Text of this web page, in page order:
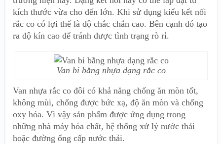
kích thước vừa cho đến lớn. Khi sử dụng kiểu kết nối
rắc co có lợi thế là độ chắc chắn cao. Bên cạnh đó tạo
ra độ kín cao để tránh được tình trạng rò rỉ.
Van bi bằng nhựa dạng rắc co
Van nhựa rắc co đôi có khả năng chống ăn mòn tốt,
không mùi, chống được bức xạ, độ ăn mòn và chống
oxy hóa. Vì vậy sản phẩm được ứng dụng trong
những nhà máy hóa chất, hệ thống xử lý nước thải
hoặc đường ống cấp nước thải.